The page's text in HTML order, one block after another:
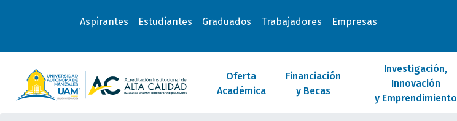
Aspirantes Estudiantes Graduados Trabajadores Empresas
Oferta
Académica
Financiación
y Becas
Investigación,
Innovación
y Emprendimiento